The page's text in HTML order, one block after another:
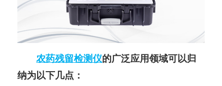
农药残留检测仪的广泛应用领域可以归
纳为以下几点：